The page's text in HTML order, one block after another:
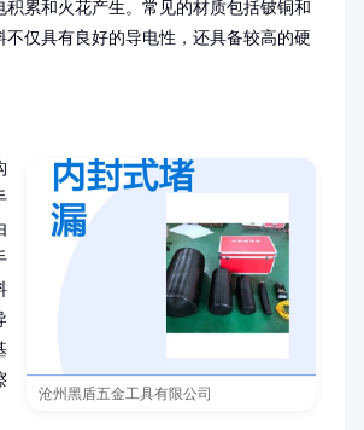
积累和火花产生。常见的材质包括铍铜和
不仅具有良好的导电性，还具备较高的硬
沧州黑盾五金工具有限公司